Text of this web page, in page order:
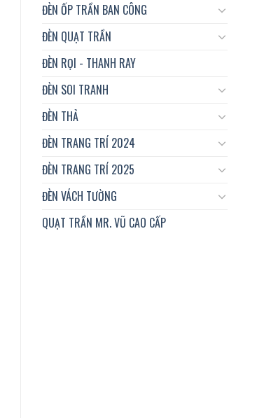
ĐÈN ỐP TRẦN BAN CÔNG
ĐÈN QUẠT TRẦN
ĐÈN RỌI - THANH RAY
ĐÈN SOI TRANH
ĐÈN THẢ
ĐÈN TRANG TRÍ 2024
ĐÈN TRANG TRÍ 2025
ĐÈN VÁCH TƯỜNG
QUẠT TRẦN MR. VŨ CAO CẤP